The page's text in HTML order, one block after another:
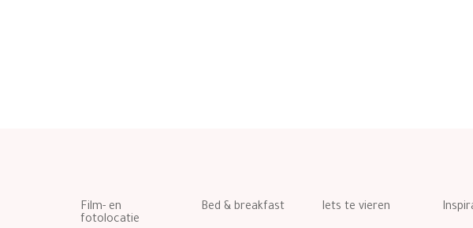
Film- en
fotolocatie
Bed & breakfast Iets te vieren